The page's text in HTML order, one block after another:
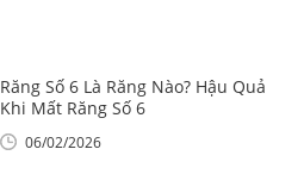
Răng Số 6 Là Răng Nào? Hậu Quả
Khi Mất Răng Số 6
06/02/2026